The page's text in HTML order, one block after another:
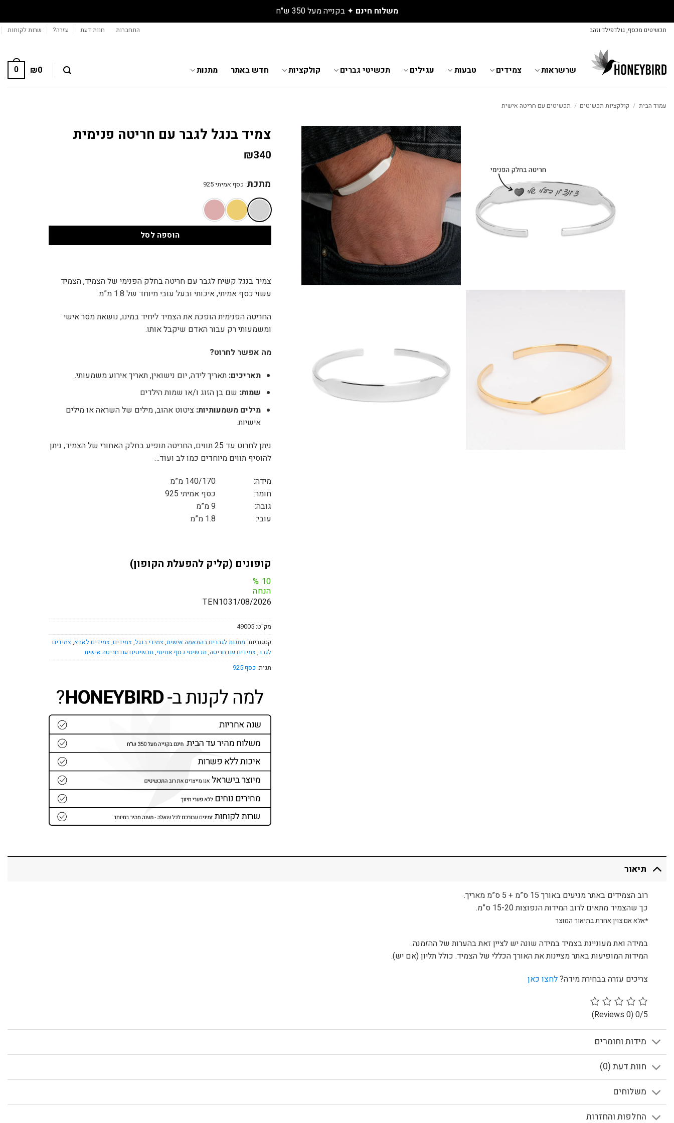
גלו את התכשיטים החדשים שנחתו באתר
Skip
תכשיטים מכסף, גולדפילד וזהב התחברות חוות דעת עזרה? שרות לקוחות
שרשראות צמידים טבעות עגילים תכשיטי גברים קולקציות חדש באתר מתנות ₪0
0
עמוד הבית / קולקציות תכשיטים / תכשיטים עם חריטה אישית
צמיד בנגל לגבר עם חריטה פנימית
₪340
מתכת: כסף אמיתי 925
הוספה לסל
צמיד בנגל קשיח לגבר עם חריטה בחלק הפנימי של הצמיד, הצמיד
עשוי כסף אמיתי, איכותי ובעל עובי מיוחד של 1.8 מ”מ.
החריטה הפנימית הופכת את הצמיד ליחיד במינו, נושאת מסר אישי
ומשמעותי רק עבור האדם שיקבל אותו.
מה אפשר לחרוט?
תאריכים: תאריך לידה, יום נישואין, תאריך אירוע משמעותי.
שמות: שם בן הזוג ו/או שמות הילדים
מילים משמעותיות: ציטוט אהוב, מילים של השראה או מילים
אישיות.
ניתן לחרוט עד 25 תווים, החריטה תופיע בחלק האחורי של הצמיד, ניתן
להוסיף תווים מיוחדים כמו לב ועוד…
מידה:
חומר:
גובה:
עובי:
140/170 מ”מ
כסף אמיתי 925
9 מ”מ
1.8 מ”מ
קופונים (קליק להפעלת הקופון)
10
%
הנחה
TEN1031/08/2026
מק"ט: 49005
קטגוריות: מתנות לגברים בהתאמה אישית, צמידי בנגל, צמידים, צמידים לאבא, צמידים
לגבר, צמידים עם חריטה, תכשיטי כסף אמיתי, תכשיטים עם חריטה אישית
תגית: כסף 925
תיאור
רוב הצמידים באתר מגיעים באורך 15 ס”מ + 5 ס”מ מאריך.
כך שהצמיד מתאים לרוב המידות הנפוצות 15-20 ס”מ.
*אלא אם צוין אחרת בתיאור המוצר
במידה ואת מעוניינת בצמיד במידה שונה יש לציין זאת בהערות של ההזמנה.
המידות המופיעות באתר מציינות את האורך הכללי של הצמיד. כולל תליון (אם יש).
צריכים עזרה בבחירת מידה?לחצו כאן
0/5
(0 Reviews)
מידות וחומרים
חוות דעת (0)
משלוחים
החלפות והחזרות